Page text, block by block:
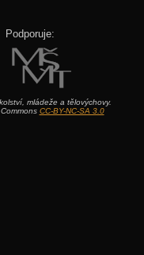
Podporuje:
mládeže a tělovýchovy.
CC-BY-NC-SA 3.0